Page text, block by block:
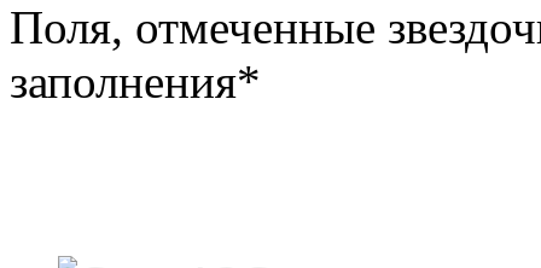
Поля, отмеченные
заполнения*